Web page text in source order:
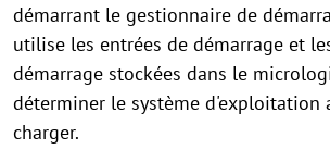
démarrant le gestionnaire de
utilise les entrées de démarrage et
démarrage stockées dans le
déterminer le système d'exploitation
charger.